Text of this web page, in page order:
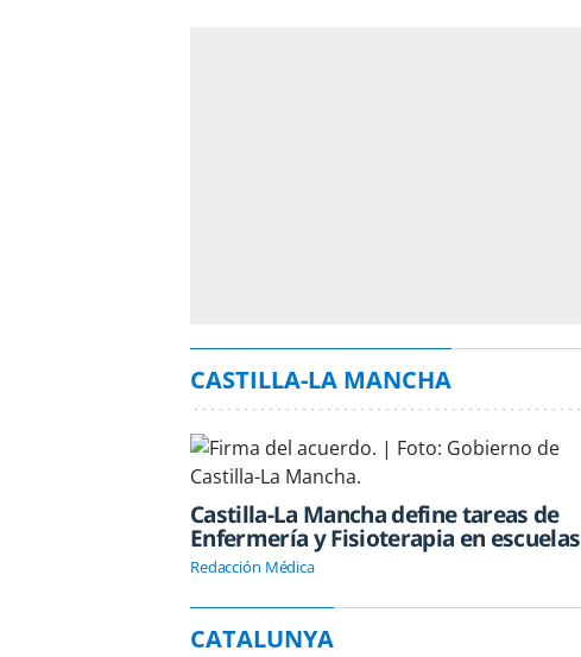
CASTILLA-LA MANCHA
Castilla-La Mancha define tareas de
Enfermería y Fisioterapia en escuelas
Redacción Médica
CATALUNYA